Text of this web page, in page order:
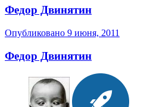
Федор Двинятин
Опубликовано 9 июня, 2011
Федор Двинятин